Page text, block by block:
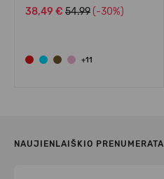
38,49 € 54.99 (-30%)
+11
NAUJIENLAIŠKIO PRENUMERATA